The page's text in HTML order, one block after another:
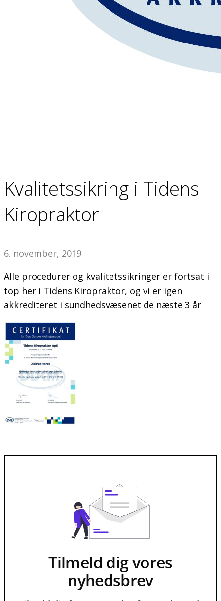
Kvalitetssikring i Tidens
Kiropraktor
6. november, 2019
Alle procedurer og kvalitetssikringer er fortsat i
top her i Tidens Kiropraktor, og vi er igen
akkrediteret i sundhedsvæsenet de næste 3 år
Tilmeld dig vores
nyhedsbrev